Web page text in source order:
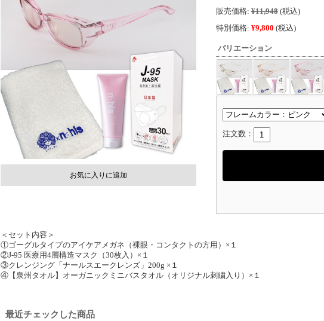
お気に入りに追加
販売価格: ¥11,948 (税込)
特別価格: ¥9,800 (税込)
バリエーション
注文数：
＜セット内容＞
①ゴーグルタイプのアイケアメガネ（裸眼・コンタクトの方用）×１
②J-95 医療用4層構造マスク（30枚入）×１
③クレンジング「ナールスエークレンズ」200g ×１
④【泉州タオル】オーガニックミニバスタオル（オリジナル刺繍入り）×１
最近チェックした商品